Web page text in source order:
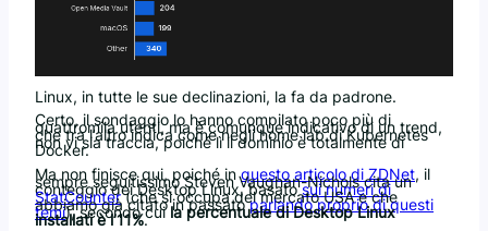
Linux, in tutte le sue declinazioni, la fa da padrone.
Certo, il sondaggio lo hanno compilato poco più di
quattromila utenti, ma è comunque indicativo di un trend,
che tra l’altro indica come negli home lab di Kubernetes
non vi sia traccia, poiché lì il dominio è totalmente di
Docker.
Ma non finisce qui, poiché inquesto articolo di ZDNet, il
sempre seguitissimo Steven Vaughan-Nichols cita un
conteggio dei Desktop Linux, basatosui numeri di
StatCounter(che si occupa del mercato USA e che
abbiamo già citato in passatoparlando proprio di questi
temi), secondo cuila percentuale di Desktop Linux
installati è l’11%.